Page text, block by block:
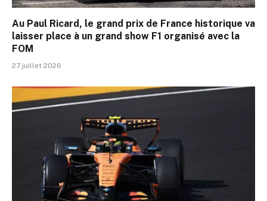
Au Paul Ricard, le grand prix de France historique va
laisser place à un grand show F1 organisé avec la
FOM
27 juillet 2026